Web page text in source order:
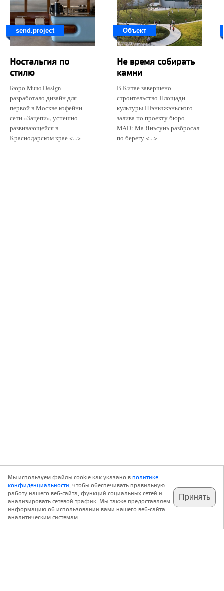
send.project
Ностальгия по
стилю
Бюро Muno Design
разработало дизайн для
первой в Москве кофейни
сети «Зацепи», успешно
развивающейся в
Краснодарском крае <...>
Объект
Не время собирать
камни
В Китае завершено
строительство Площади
культуры Шэньчжэньского
залива по проекту бюро
MAD: Ма Яньсунь разбросал
по берегу <...>
подпишитесь на наш
телеграм @archi_ru
✕
с 20 июля 1999 г.
Мы используем файлы cookie как указано вполитике
конфиденциальности, чтобы обеспечивать правильную
работу нашего веб-сайта, функций социальных сетей и
анализировать сетевой трафик. Мы также предоставляем
информацию об использовании вами нашего веб-сайта
аналитическим системам.
Принять